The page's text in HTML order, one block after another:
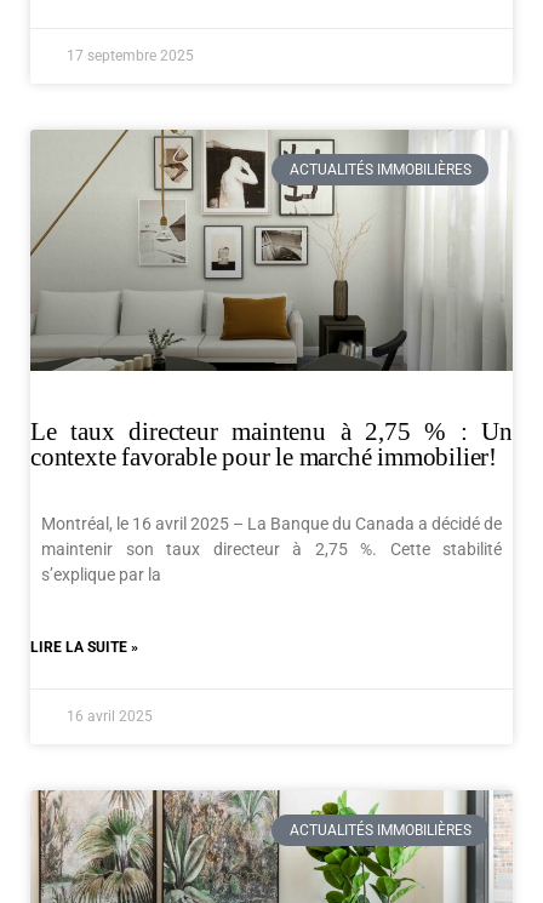
17 septembre 2025
ACTUALITÉS IMMOBILIÈRES
Le taux directeur maintenu à 2,75 % : Un
contexte favorable pour le marché immobilier!
Montréal, le 16 avril 2025 – La Banque du Canada a décidé de
maintenir son taux directeur à 2,75 %. Cette stabilité
s’explique par la
LIRE LA SUITE »
16 avril 2025
ACTUALITÉS IMMOBILIÈRES